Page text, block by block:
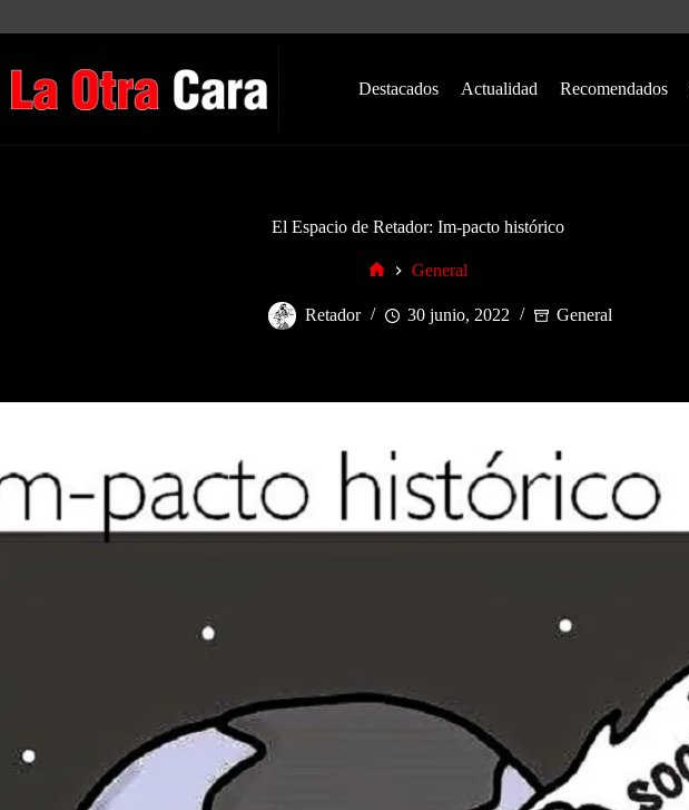
Destacados Actualidad Recomendados
El Espacio de Retador: Im-pacto histórico
General
Retador 30 junio, 2022 General